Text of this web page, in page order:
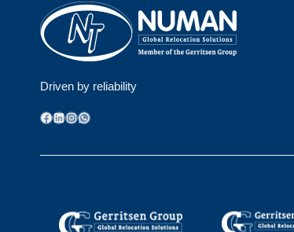
Driven by reliability
Facebook
LinkedIn
Instagram
WhatsApp